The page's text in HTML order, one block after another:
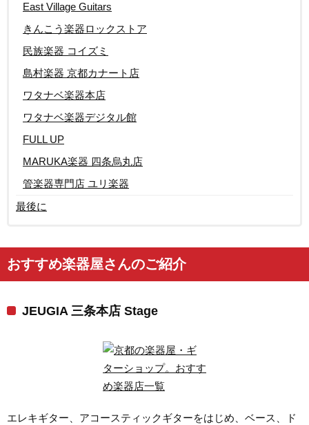
East Village Guitars
きんこう楽器ロックストア
民族楽器 コイズミ
島村楽器 京都カナート店
ワタナベ楽器本店
ワタナベ楽器デジタル館
FULL UP
MARUKA楽器 四条烏丸店
管楽器専門店 ユリ楽器
最後に
おすすめ楽器屋さんのご紹介
JEUGIA 三条本店 Stage
エレキギター、アコースティックギターをはじめ、ベース、ド